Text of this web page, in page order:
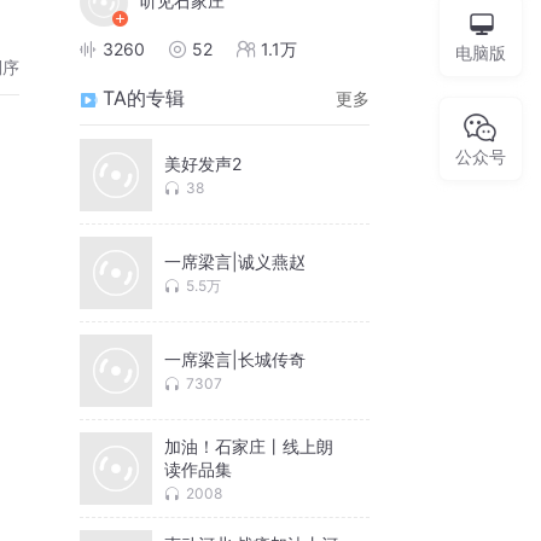
3260 52 1.1万
TA的专辑 更多
美好发声2
38
一席梁言|诚义燕赵
5.5万
一席梁言|长城传奇
7307
加油！石家庄丨线上朗
读作品集
2008
电脑版
公众号